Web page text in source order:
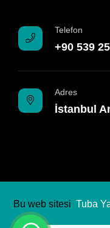
Telefon
+90 539
Adres
İstanbul
Bu web sitesi Tuba